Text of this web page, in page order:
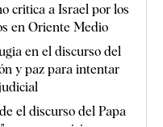
critica a Israel por los
en Oriente Medio
en el discurso del
y paz para intentar
el discurso del Papa